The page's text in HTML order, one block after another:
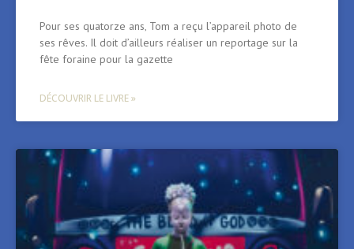
Pour ses quatorze ans‚ Tom a reçu l’appareil photo de
ses rêves. Il doit d’ailleurs réaliser un reportage sur la
fête foraine pour la gazette
DÉCOUVRIR LE LIVRE »